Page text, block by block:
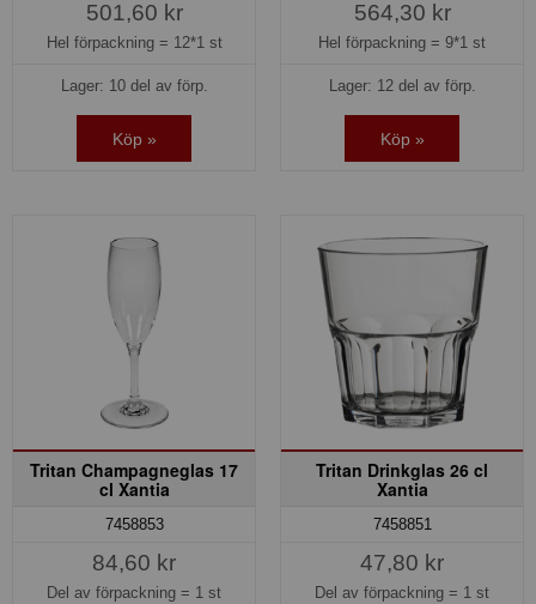
501,60 kr
Hel förpackning = 12*1 st
Lager: 10 del av förp.
Köp »
564,30 kr
Hel förpackning = 9*1 st
Lager: 12 del av förp.
Köp »
Tritan Champagneglas 17
cl Xantia
7458853
84,60 kr
Del av förpackning = 1 st
Tritan Drinkglas 26 cl
Xantia
7458851
47,80 kr
Del av förpackning = 1 st